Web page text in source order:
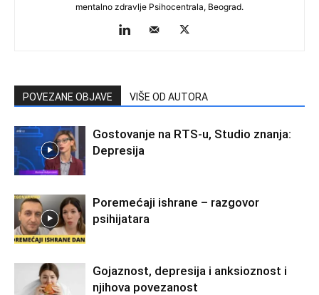
mentalno zdravlje Psihocentrala, Beograd.
POVEZANE OBJAVE VIŠE OD AUTORA
Gostovanje na RTS-u, Studio znanja:
Depresija
Poremećaji ishrane – razgovor
psihijatara
Gojaznost, depresija i anksioznost i
njihova povezanost